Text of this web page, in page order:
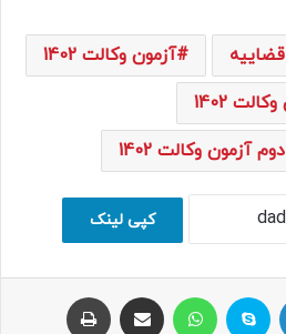
آزمون وکالت 1402
1402
آزمون وکالت 1402
کپی لینک
لینکداین اسکایپ واتس آپ اشتراک با ایمیل